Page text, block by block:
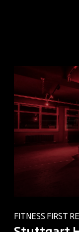
FITNESS FIRST